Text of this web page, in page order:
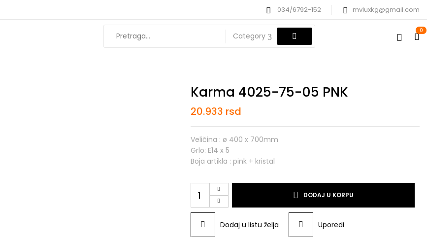
034/6792-152 mvluxkg@gmail.com
Category
0
Karma 4025-75-05 PNK
20.933 rsd
Veličina : ø 400 x 700mm
Grlo: E14 x 5
Boja artikla : pink + kristal
DODAJ U KORPU
Dodaj u listu želja Uporedi